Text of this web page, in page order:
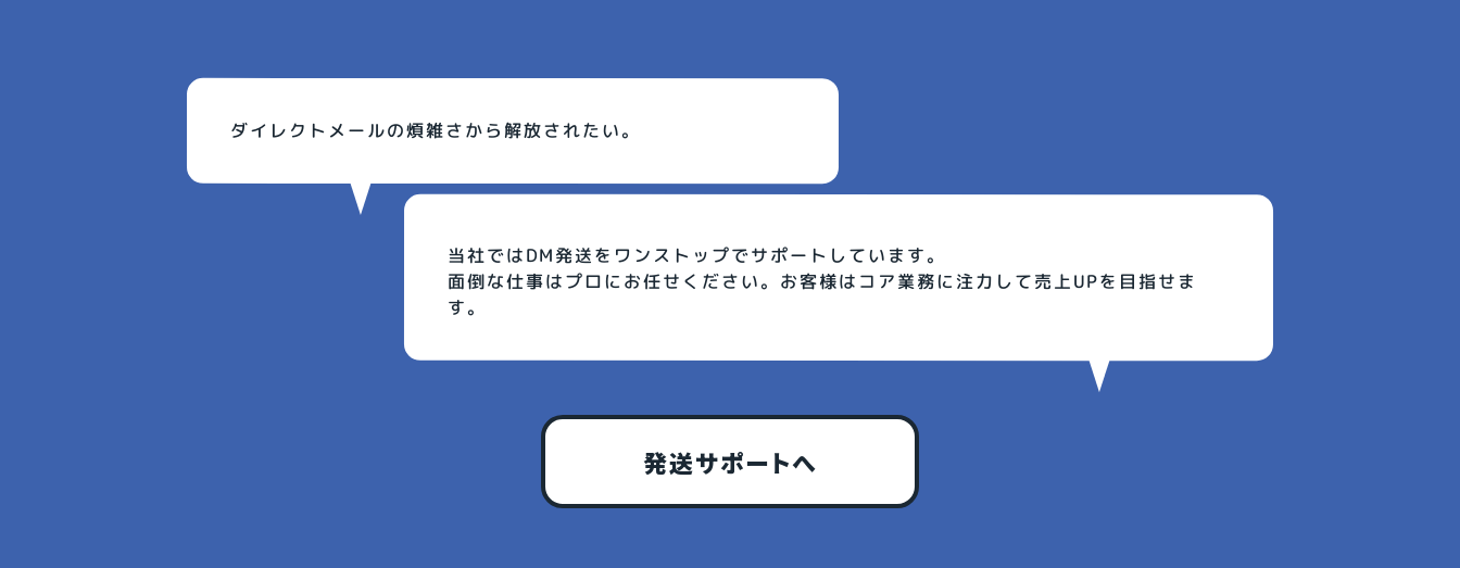
ダイレクトメールの煩雑さから解放されたい。
当社ではDM発送をワンストップでサポートしています。
面倒な仕事はプロにお任せください。お客様はコア業務に注力して売上UPを目指せま
す。
発送サポートへ